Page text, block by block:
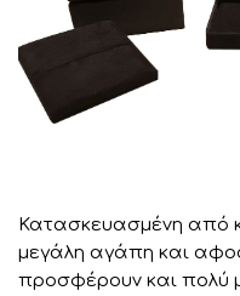
Κατασκευασμένη από
μεγάλη αγάπη και
προσφέρουν και πολύ